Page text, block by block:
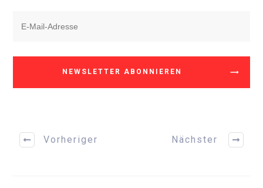
NEWSLETTER ABONNIEREN
Vorheriger Nächster